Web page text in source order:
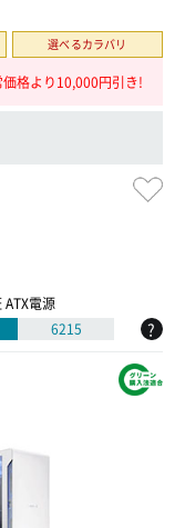
選べるカラバリ
価格より10,000円引き!
電源
6215 ?